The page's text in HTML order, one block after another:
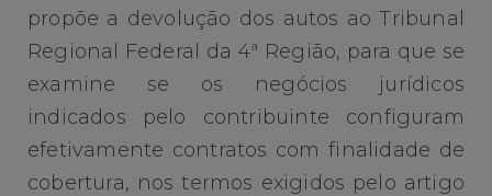
propõe a devolução dos autos ao Tribunal
Regional Federal da 4ª Região, para que se
examine se os negócios jurídicos
indicados pelo contribuinte configuram
efetivamente contratos com finalidade de
cobertura, nos termos exigidos pelo artigo